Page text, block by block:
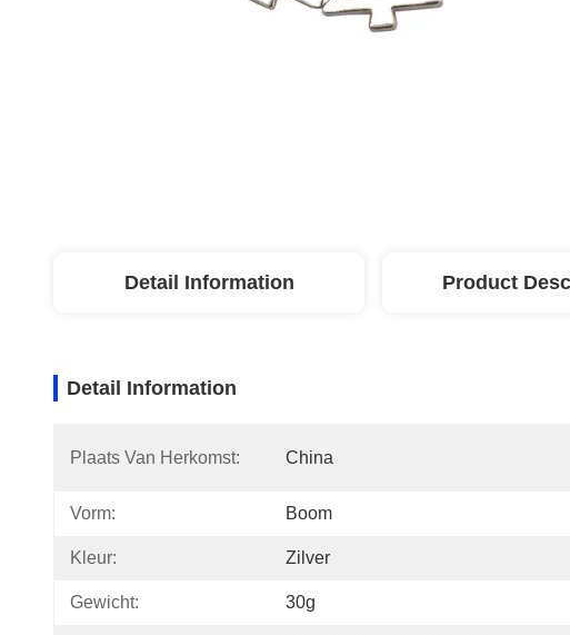
Detail Information Product
Detail Information
Plaats Van Herkomst: China
Vorm: Boom
Kleur: Zilver
Gewicht: 30g